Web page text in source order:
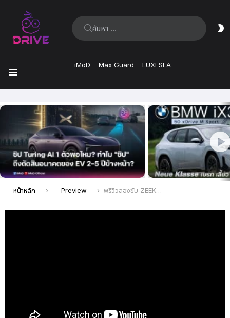
ค้นหา:
iMoD Max Guard LUXESLA
ล่าสุด
คุณอยู่ที่นี่:
หน้าหลัก Preview พรีวิวลองขับ ZEEKR 7X ลองให้แล้วทั้งรุ่น Long Range RWD และ Performance AWD เลือกคันไหนดี